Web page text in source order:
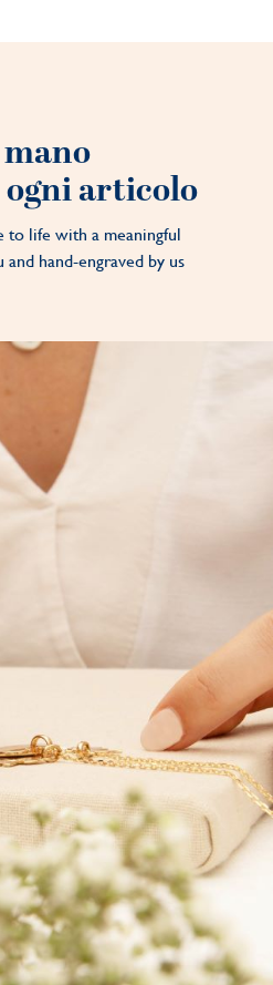
articolo
to life with a meaningful
and hand-engraved by us